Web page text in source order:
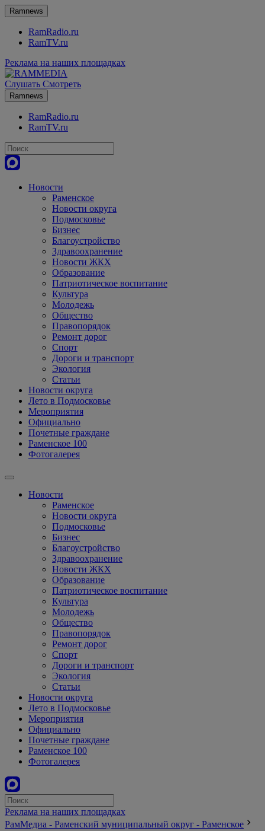
Ramnews
RamRadio.ru
RamTV.ru
Реклама на наших площадках
Слушать Смотреть
Ramnews
RamRadio.ru
RamTV.ru
Новости
Раменское
Новости округа
Подмосковье
Бизнес
Благоустройство
Здравоохранение
Новости ЖКХ
Образование
Патриотическое воспитание
Культура
Молодежь
Общество
Правопорядок
Ремонт дорог
Спорт
Дороги и транспорт
Экология
Статьи
Новости округа
Лето в Подмосковье
Мероприятия
Официально
Почетные граждане
Раменское 100
Фотогалерея
Новости
Раменское
Новости округа
Подмосковье
Бизнес
Благоустройство
Здравоохранение
Новости ЖКХ
Образование
Патриотическое воспитание
Культура
Молодежь
Общество
Правопорядок
Ремонт дорог
Спорт
Дороги и транспорт
Экология
Статьи
Новости округа
Лето в Подмосковье
Мероприятия
Официально
Почетные граждане
Раменское 100
Фотогалерея
Реклама на наших площадках
РамМедиа - Раменский муниципальный округ - Раменское